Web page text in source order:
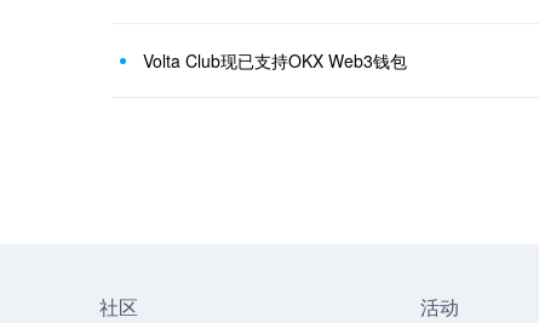
Volta Club现已支持OKX Web3钱包
社区 活动